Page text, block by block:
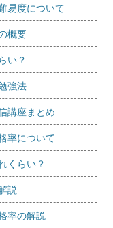
易度について
概要
い？
強法
講座まとめ
率について
くらい？
説
率の解説